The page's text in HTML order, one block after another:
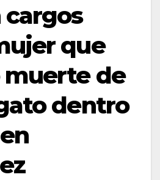
cargos
que
muerte de
dentro